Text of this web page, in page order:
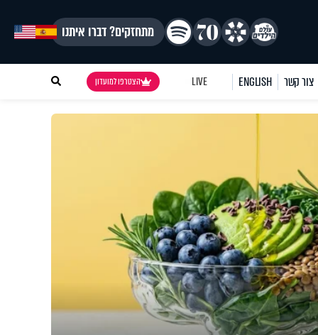
מתחזקים? דברו איתנו
צור קשר ENGLISH
LIVE הצטרפו למועדון